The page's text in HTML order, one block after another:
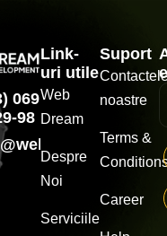
069
98
Link-
uri utile
Web
Dream
Despre
Noi
Serviciile
Suport
noastre
Terms &
Career